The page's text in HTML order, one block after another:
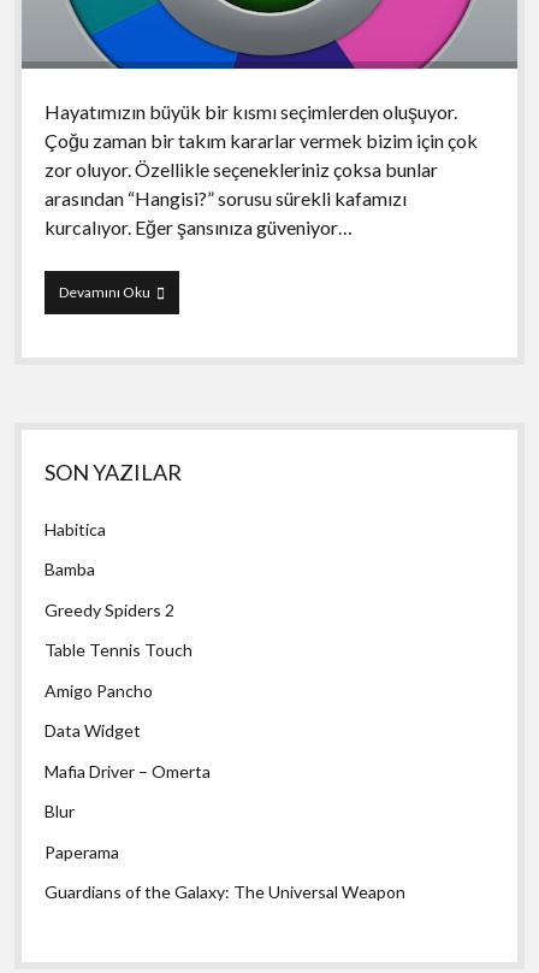
Hayatımızın büyük bir kısmı seçimlerden oluşuyor.
Çoğu zaman bir takım kararlar vermek bizim için çok
zor oluyor. Özellikle seçenekleriniz çoksa bunlar
arasından “Hangisi?” sorusu sürekli kafamızı
kurcalıyor. Eğer şansınıza güveniyor…
Devamını OkuDecide
Now!
Yan
Menü
SON YAZILAR
Habitica
Bamba
Greedy Spiders 2
Table Tennis Touch
Amigo Pancho
Data Widget
Mafia Driver – Omerta
Blur
Paperama
Guardians of the Galaxy: The Universal Weapon